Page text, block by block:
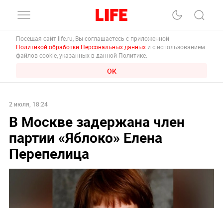
Посещая сайт life.ru, Вы соглашаетесь с приложенной
Политикой обработки Персональных данных и с использованием
файлов cookie, указанных в данной Политике.
ОК
2 июля, 18:24
В Москве задержана член
партии «Яблоко» Елена
Перепелица